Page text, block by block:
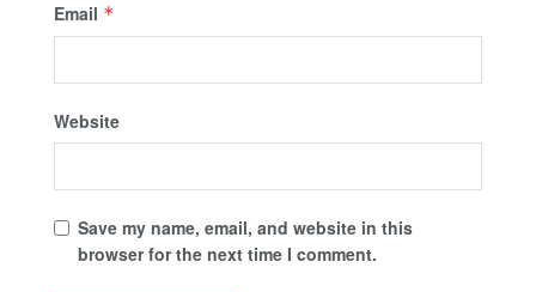
Email *
Website
Save my name, email, and website in this
browser for the next time I comment.